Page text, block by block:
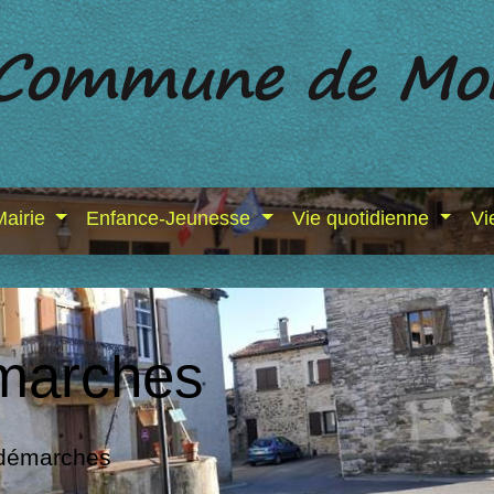
Enfance-Jeunesse Vie quotidienne